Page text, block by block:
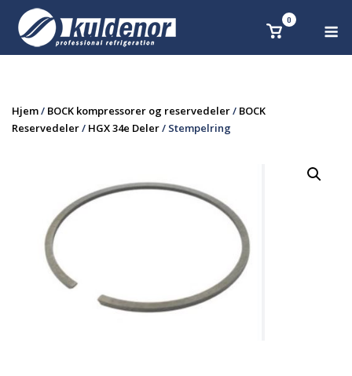
content
Se 0
Hjem/ BOCK kompressorer og reservedeler/ BOCK
Reservedeler/ HGX 34e Deler/ Stempelring